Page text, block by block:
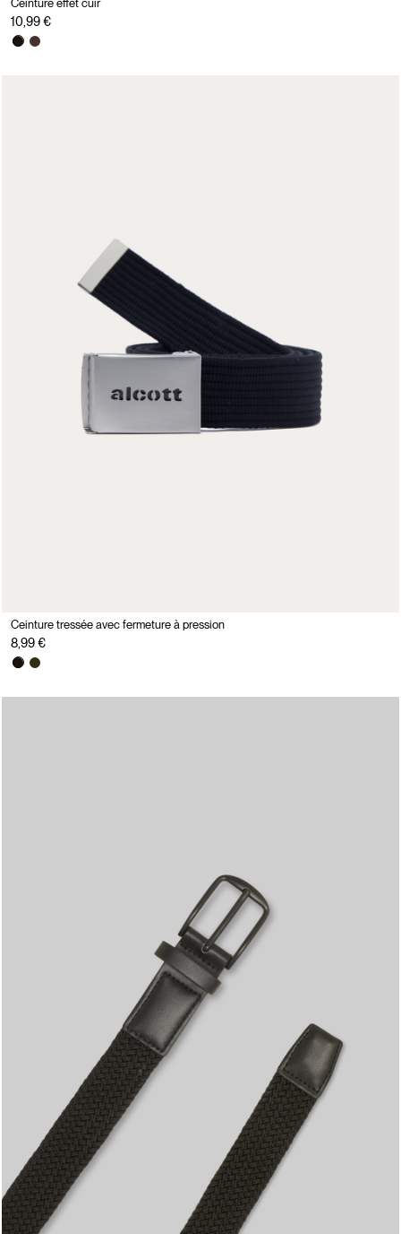
Ceinture effet cuir
10,99 €
Ceinture tressée avec fermeture à pression
8,99 €